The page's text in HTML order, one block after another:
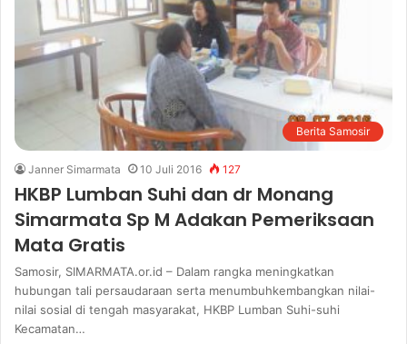
Berita Samosir
Janner Simarmata 10 Juli 2016 127
HKBP Lumban Suhi dan dr Monang
Simarmata Sp M Adakan Pemeriksaan
Mata Gratis
Samosir, SIMARMATA.or.id – Dalam rangka meningkatkan
hubungan tali persaudaraan serta menumbuhkembangkan nilai-
nilai sosial di tengah masyarakat, HKBP Lumban Suhi-suhi
Kecamatan…